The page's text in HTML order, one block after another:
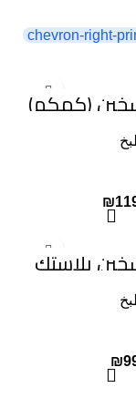
(كمكم)
₪
بلاستككمكم )
₪